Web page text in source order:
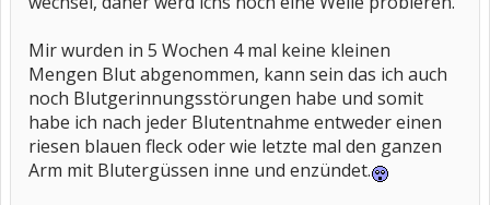
Mir wurden in 5 Wochen 4 mal keine kleinen
Mengen Blut abgenommen, kann sein das ich auch
noch Blutgerinnungsstörungen habe und somit
habe ich nach jeder Blutentnahme entweder einen
riesen blauen fleck oder wie letzte mal den ganzen
Arm mit Blutergüssen inne und enzündet.